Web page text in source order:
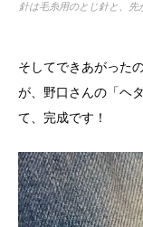
針は毛糸用のとじ針と、
そしてできあがった
が、野口さんの「ヘ
て、完成です！